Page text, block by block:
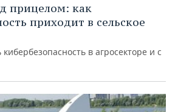
прицелом: как
приходит в сельское
в агросекторе и с